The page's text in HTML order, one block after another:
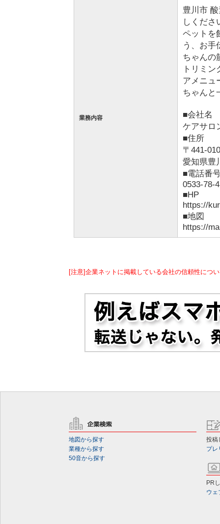
業務内容
豊川市
しくださ
ペットを
う、お手
ちゃんの
トリミ
アメニュ
ちゃんと
■会社名
ケアサロ
■住所
〒441-
愛知県豊
■電話番
0533-78-
■HP
https://
■地図
https://
[注意]企業ネットに掲載している会社の信頼性につ
地図から探す
業種から探す
50音から探す
投稿
プレ
PR
ウェ